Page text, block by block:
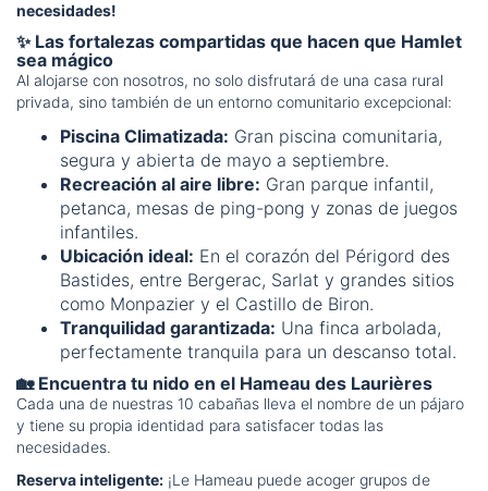
necesidades!
✨ Las fortalezas compartidas que hacen que Hamlet
sea mágico
Al alojarse con nosotros, no solo disfrutará de una casa rural
privada, sino también de un entorno comunitario excepcional:
Piscina Climatizada: Gran piscina comunitaria,
segura y abierta de mayo a septiembre.
Recreación al aire libre: Gran parque infantil,
petanca, mesas de ping-pong y zonas de juegos
infantiles.
Ubicación ideal: En el corazón del Périgord des
Bastides, entre Bergerac, Sarlat y grandes sitios
como Monpazier y el Castillo de Biron.
Tranquilidad garantizada: Una finca arbolada,
perfectamente tranquila para un descanso total.
🏡 Encuentra tu nido en el Hameau des Laurières
Cada una de nuestras 10 cabañas lleva el nombre de un pájaro
y tiene su propia identidad para satisfacer todas las
necesidades.
Reserva inteligente: ¡Le Hameau puede acoger grupos de